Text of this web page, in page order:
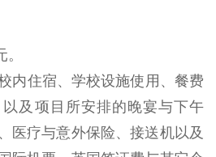
。
内住宿、学校设施使用、餐费
以及项目所安排的晚宴与下午
医疗与意外保险、接送机以及